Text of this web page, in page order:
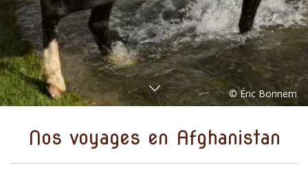
Nos voyages en Afghanistan